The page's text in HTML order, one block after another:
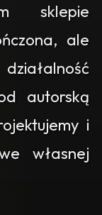
sklepie
ale
autorską
i
własnej